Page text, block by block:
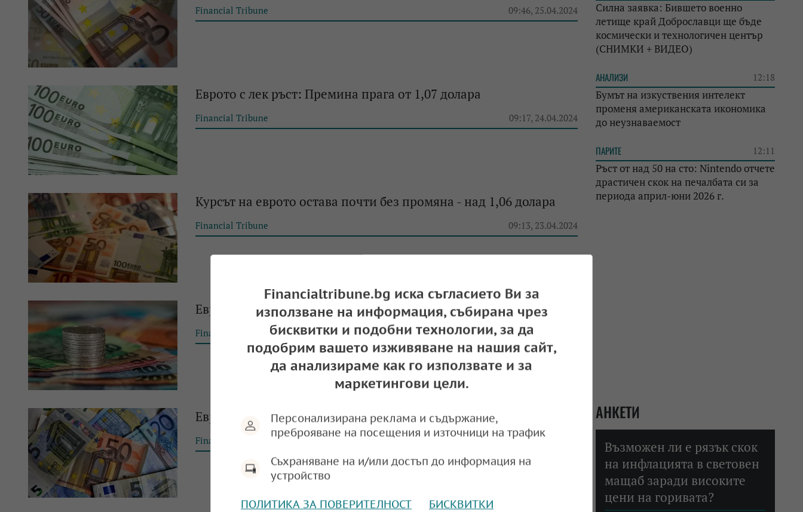
Financial Tribune 09:46, 25.04.2024
Еврото с лек ръст: Премина прага от 1,07 долара
Financial Tribune 09:17, 24.04.2024
Курсът на еврото остава почти без промяна - над 1,06 долара
Financial Tribune 09:13, 23.04.2024
Еврото запазва стабилен курс над 1,06 долара
Financial Tribune 09:59, 22.04.2024
Еврото с минимален спад
Financial Tribune 09:57, 19.04.2024
Силна заявка: Бившето военно
летище край Доброславци ще бъде
космически и технологичен център
(СНИМКИ + ВИДЕО)
АНАЛИЗИ 12:18
Бумът на изкуствения интелект
променя американската икономика
до неузнаваемост
ПАРИТЕ 12:11
Ръст от над 50 на сто: Nintendo отчете
драстичен скок на печалбата си за
периода април-юни 2026 г.
АНКЕТИ
Възможен ли е рязък скок
на инфлацията в световен
мащаб заради високите
цени на горивата?
Financialtribune.bg иска съгласието Ви за
използване на информация, събирана чрез
бисквитки и подобни технологии, за да
подобрим вашето изживяване на нашия сайт,
да анализираме как го използвате и за
маркетингови цели.
Персонализирана реклама и съдържание,
преброяване на посещения и източници на трафик
Съхраняване на и/или достъп до информация на
устройство
ПОЛИТИКА ЗА ПОВЕРИТЕЛНОСТ БИСКВИТКИ